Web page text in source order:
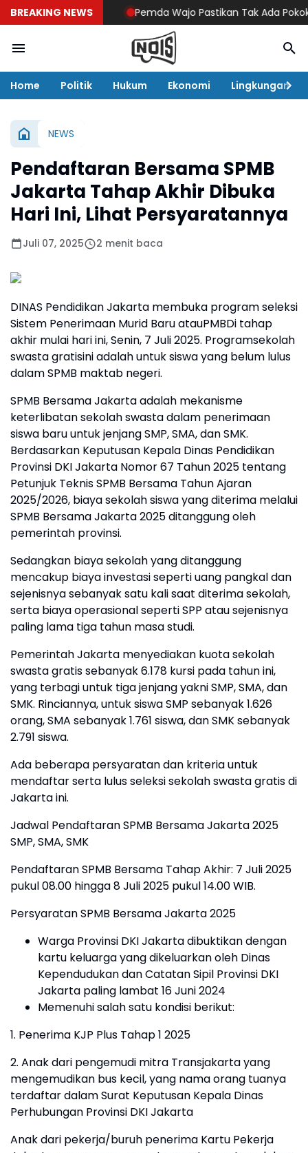
BREAKING NEWS Pemda Wajo Pastikan Tak Ada Pokok
Home Politik Hukum Ekonomi Lingkungan
NEWS
Pendaftaran Bersama SPMB
Jakarta Tahap Akhir Dibuka
Hari Ini, Lihat Persyaratannya
Juli 07, 2025 2 menit baca
DINAS Pendidikan Jakarta membuka program seleksi
Sistem Penerimaan Murid Baru atauPMBDi tahap
akhir mulai hari ini, Senin, 7 Juli 2025. Programsekolah
swasta gratisini adalah untuk siswa yang belum lulus
dalam SPMB maktab negeri.
SPMB Bersama Jakarta adalah mekanisme
keterlibatan sekolah swasta dalam penerimaan
siswa baru untuk jenjang SMP, SMA, dan SMK.
Berdasarkan Keputusan Kepala Dinas Pendidikan
Provinsi DKI Jakarta Nomor 67 Tahun 2025 tentang
Petunjuk Teknis SPMB Bersama Tahun Ajaran
2025/2026, biaya sekolah siswa yang diterima melalui
SPMB Bersama Jakarta 2025 ditanggung oleh
pemerintah provinsi.
Sedangkan biaya sekolah yang ditanggung
mencakup biaya investasi seperti uang pangkal dan
sejenisnya sebanyak satu kali saat diterima sekolah,
serta biaya operasional seperti SPP atau sejenisnya
paling lama tiga tahun masa studi.
Pemerintah Jakarta menyediakan kuota sekolah
swasta gratis sebanyak 6.178 kursi pada tahun ini,
yang terbagi untuk tiga jenjang yakni SMP, SMA, dan
SMK. Rinciannya, untuk siswa SMP sebanyak 1.626
orang, SMA sebanyak 1.761 siswa, dan SMK sebanyak
2.791 siswa.
Ada beberapa persyaratan dan kriteria untuk
mendaftar serta lulus seleksi sekolah swasta gratis di
Jakarta ini.
Jadwal Pendaftaran SPMB Bersama Jakarta 2025
SMP, SMA, SMK
Pendaftaran SPMB Bersama Tahap Akhir: 7 Juli 2025
pukul 08.00 hingga 8 Juli 2025 pukul 14.00 WIB.
Persyaratan SPMB Bersama Jakarta 2025
Warga Provinsi DKI Jakarta dibuktikan dengan
kartu keluarga yang dikeluarkan oleh Dinas
Kependudukan dan Catatan Sipil Provinsi DKI
Jakarta paling lambat 16 Juni 2024
Memenuhi salah satu kondisi berikut:
1. Penerima KJP Plus Tahap 1 2025
2. Anak dari pengemudi mitra Transjakarta yang
mengemudikan bus kecil, yang nama orang tuanya
terdaftar dalam Surat Keputusan Kepala Dinas
Perhubungan Provinsi DKI Jakarta
Anak dari pekerja/buruh penerima Kartu Pekerja